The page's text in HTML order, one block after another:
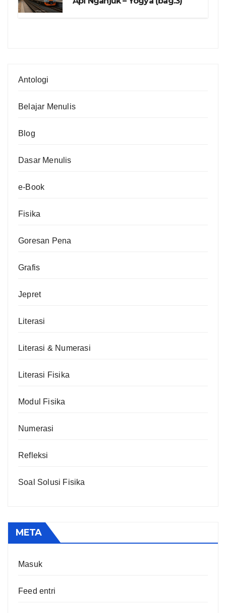
Antologi
Belajar Menulis
Blog
Dasar Menulis
e-Book
Fisika
Goresan Pena
Grafis
Jepret
Literasi
Literasi & Numerasi
Literasi Fisika
Modul Fisika
Numerasi
Refleksi
Soal Solusi Fisika
META
Masuk
Feed entri